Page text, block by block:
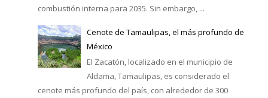
combustión interna para 2035. Sin embargo, ...
Cenote de Tamaulipas, el más profundo de
México
El Zacatón, localizado en el municipio de
Aldama, Tamaulipas, es considerado el
cenote más profundo del país, con alrededor de 300